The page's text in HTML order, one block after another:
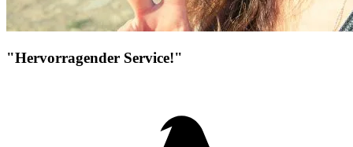
"Hervorragender Service!"